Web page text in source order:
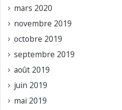
mars 2020
novembre 2019
octobre 2019
septembre 2019
août 2019
juin 2019
mai 2019